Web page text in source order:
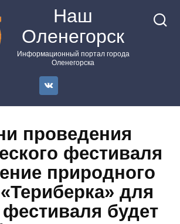
Наш
Оленегорск
Информационный портал города
Оленегорска
проведения
фестиваля
природного
для
фестиваля будет